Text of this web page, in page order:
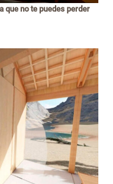
que no te puedes perder